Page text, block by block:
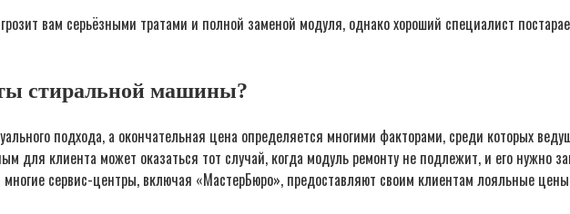
вам серьёзными тратами и полной заменой модуля, однако хороший специалист
стиральной машины?
подхода, а окончательная цена определяется многими факторами, среди которых
для клиента может оказаться тот случай, когда модуль ремонту не подлежит, и его нужно
сервис-центры, включая «МастерБюро», предоставляют своим клиентам лояльные